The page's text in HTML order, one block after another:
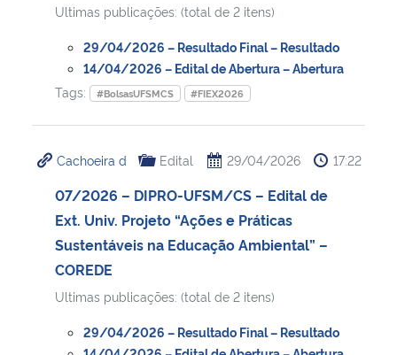
Ultimas publicações: (total de 2 itens)
29/04/2026 – Resultado Final – Resultado
14/04/2026 – Edital de Abertura – Abertura
Tags:
#BolsasUFSMCS #FIEX2026
Cachoeira d Edital 29/04/2026 17:22
07/2026 – DIPRO-UFSM/CS – Edital de
Ext. Univ. Projeto “Ações e Práticas
Sustentáveis na Educação Ambiental” –
COREDE
Ultimas publicações: (total de 2 itens)
29/04/2026 – Resultado Final – Resultado